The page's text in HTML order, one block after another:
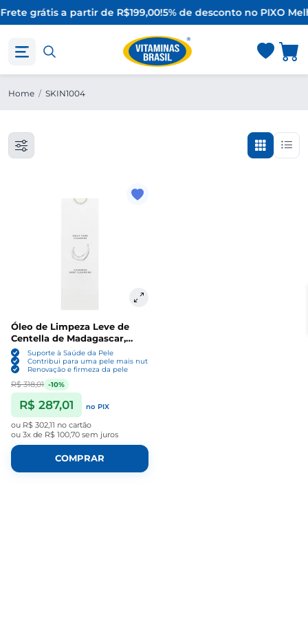
grátis a partir de R$199,00!5% de desconto no PIXO
Home / SKIN1004
Óleo de Limpeza Leve de
Centella de Madagascar,
Limpeza e Hidratação Suave,
200ml, SKIN1004
Suporte à Saúde da Pele
Contribui para uma pele mais nutrida e regenerada
Renovação e firmeza da pele
R$ 318,01 -10%
R$ 287,01 no PIX
ou R$ 302,11 no cartão
ou 3x de R$ 100,70 sem juros
COMPRAR